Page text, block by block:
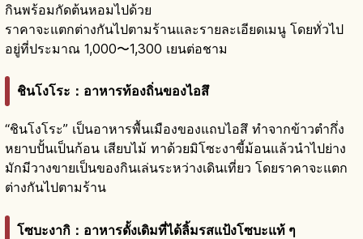
กินพร้อมกัดต้นหอมไปด้วย
ราคาจะแตกต่างกันไปตามร้านและรายละเอียดเมนู โดยทั่วไป
อยู่ที่ประมาณ 1,000〜1,300 เยนต่อชาม
ชินโงโระ：อาหารท้องถิ่นของไอสึ
“ชินโงโระ” เป็นอาหารพื้นเมืองของแถบไอสึ ทำจากข้าวตำกึ่ง
หยาบปั้นเป็นก้อน เสียบไม้ ทาด้วยมิโซะงาขี้ม้อนแล้วนำไปย่าง
มักมีวางขายเป็นของกินเล่นระหว่างเดินเที่ยว โดยราคาจะแตก
ต่างกันไปตามร้าน
โซบะงากิ：อาหารดั้งเดิมที่ได้ลิ้มรสแป้งโซบะแท้ ๆ